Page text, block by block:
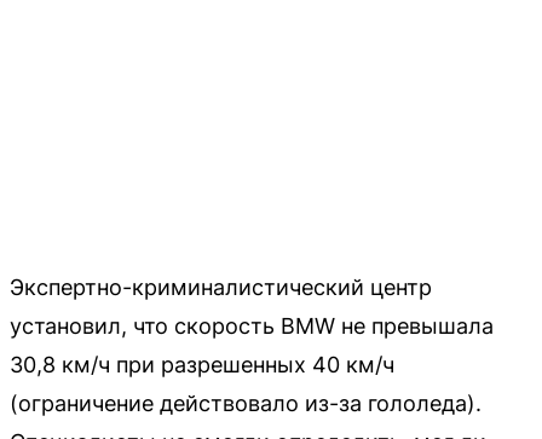
Экспертно-криминалистический центр
установил, что скорость BMW не превышала
30,8 км/ч при разрешенных 40 км/ч
(ограничение действовало из-за гололеда).